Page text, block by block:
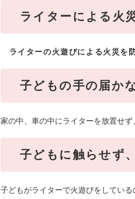
ライターによる火
ライターの火遊びによる火災を
子どもの手の届か
家の中、車の中にライターを放置せ
子どもに触らせず
子どもがライターで火遊びをしてい